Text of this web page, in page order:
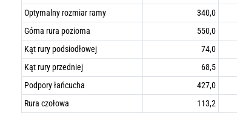
Optymalny rozmiar ramy
340,0
Górna rura pozioma
550,0
Kąt rury podsiodłowej
74,0
Kąt rury przedniej
68,5
Podpory łańcucha
427,0
Rura czołowa
113,2